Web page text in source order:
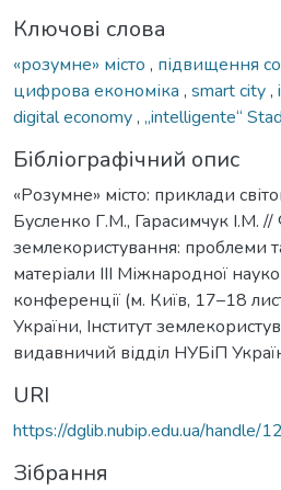
Ключові слова
«розумне» місто , підвищення
цифрова економіка , smart city,
digital economy, „intelligente“
Бібліографічний опис
«Розумне» місто: приклади
Бусленко Г.М., Гарасимчук І.М.
землекористування: проблеми
матеріали ІІІ Міжнародної
конференції (м. Київ, 17–18
України, Інститут
видавничий відділ НУБіП
URI
https://dglib.nubip.edu.ua/
Зібрання